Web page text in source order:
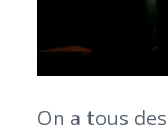
On a tous